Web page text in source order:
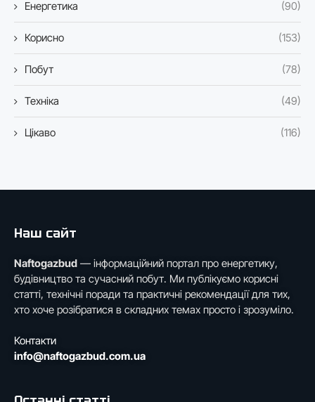
Енергетика (90)
Корисно (153)
Побут (78)
Техніка (49)
Цікаво (116)
Наш сайт
Naftogazbud — інформаційний портал про енергетику,
будівництво та сучасний побут. Ми публікуємо корисні
статті, технічні поради та практичні рекомендації для тих,
хто хоче розібратися в складних темах просто і зрозуміло.
Контакти
info@naftogazbud.com.ua